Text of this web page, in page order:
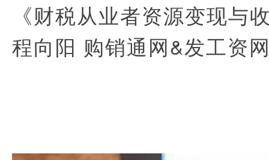
《财税从业者资源变现与
程向阳 购销通网&发工资